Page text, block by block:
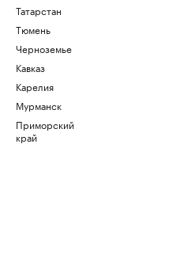
Татарстан
Тюмень
Черноземье
Кавказ
Карелия
Мурманск
Приморский
край